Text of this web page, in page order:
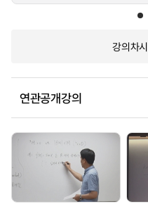
강의차시
연관공개강의